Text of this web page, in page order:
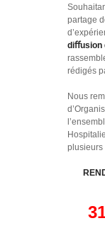
partage
diﬀusion
rédigés
Nous
plusieurs